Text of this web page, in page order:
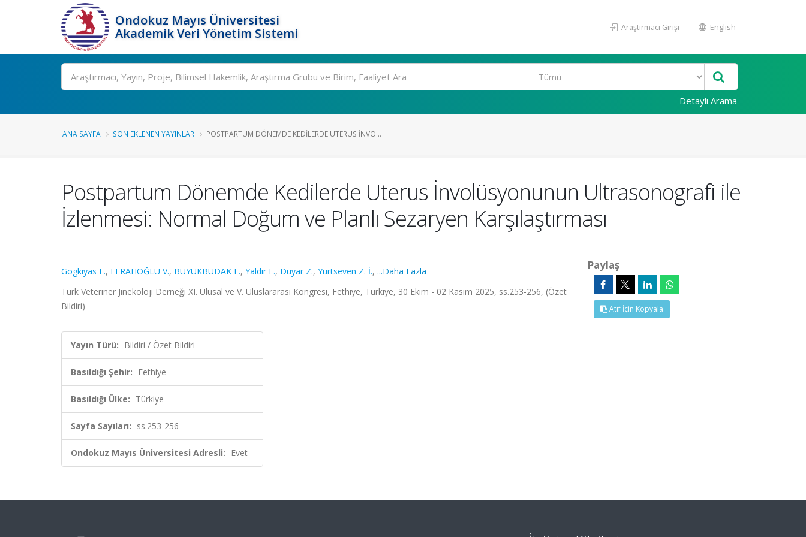
Ondokuz Mayıs Üniversitesi
Akademik Veri Yönetim Sistemi
Araştırmacı Girişi English
Ara
Detaylı Arama
ANA SAYFA SON EKLENEN YAYINLAR POSTPARTUM DÖNEMDE KEDILERDE UTERUS İNVO...
Postpartum Dönemde Kedilerde Uterus İnvolüsyonunun Ultrasonografi ile
İzlenmesi: Normal Doğum ve Planlı Sezaryen Karşılaştırması
Gögkıyas E., FERAHOĞLU V., BÜYÜKBUDAK F., Yaldır F., Duyar Z., Yurtseven Z. İ., ...Daha Fazla
Türk Veteriner Jinekoloji Derneği XI. Ulusal ve V. Uluslararası Kongresi, Fethiye, Türkiye, 30 Ekim - 02 Kasım 2025, ss.253-256, (Özet
Bildiri)
Yayın Türü: Bildiri / Özet Bildiri
Basıldığı Şehir: Fethiye
Basıldığı Ülke: Türkiye
Sayfa Sayıları: ss.253-256
Ondokuz Mayıs Üniversitesi Adresli: Evet
Paylaş
Atıf İçin Kopyala